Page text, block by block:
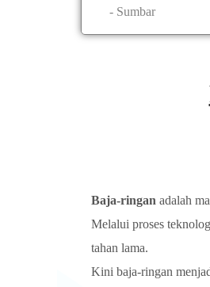
- Sumbar
Baja-ringan adalah
Melalui proses
tahan lama.
Kini baja-ringan